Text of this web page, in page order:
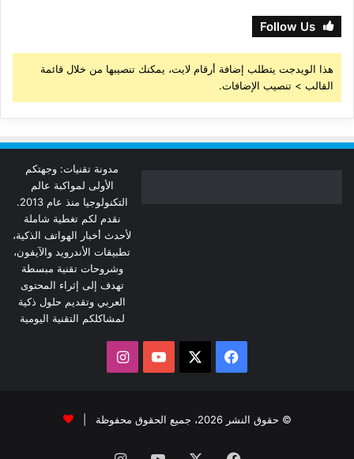
Follow Us
هذا الويدجت يتطلب إضافة أرقام لايت، يمكنك تنصيبها من خلال قائمة
القالب > تنصيب الإضافات.
مدونة تقنيات: وجهتكم
الأولى لمواكبة عالم
التكنولوجيا منذ عام 2013.
نقدم لكم تغطية شاملة
لأحدث أخبار الهواتف الذكية،
تطبيقات الأندرويد والآيفون،
وشروحات تقنية مبسطة
تهدف إلى إثراء المحتوى
العربي وتقديم حلول ذكية
لمشاكلكم التقنية اليومية
فيسبوك ‫YouTubeانستقرام
© حقوق النشر 2026، جميع الحقوق محفوظة |